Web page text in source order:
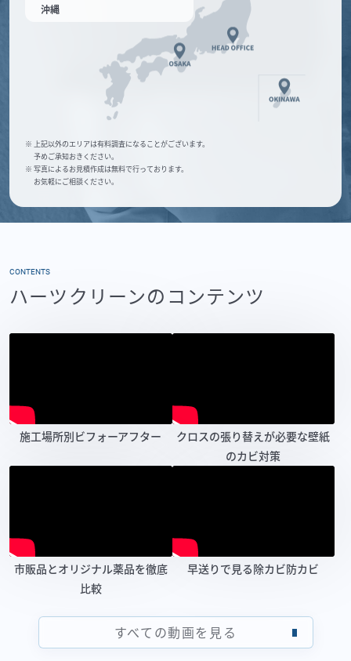
沖縄
※ 上記以外のエリアは有料調査になることがございます。
予めご承知おきください。
※ 写真によるお見積作成は無料で行っております。
お気軽にご相談ください。
CONTENTS
ハーツクリーンのコンテンツ
施工場所別ビフォーアフター
クロスの張り替えが必要な壁紙
のカビ対策
市販品とオリジナル薬品を徹底
比較
早送りで見る除カビ防カビ
すべての動画を見る